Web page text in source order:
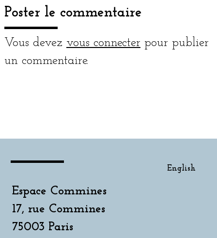
Poster le commentaire
Vous devez vous connecter pour publier
un commentaire.
Espace Commines
17, rue Commines
75003 Paris
English